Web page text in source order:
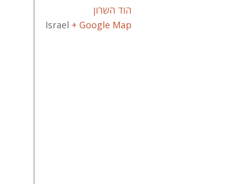
הוד השרון
Israel + Google Map